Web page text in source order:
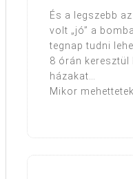
És a legszebb
volt „jó” a
tegnap tudni
8 órán keresztül
házakat…
Mikor